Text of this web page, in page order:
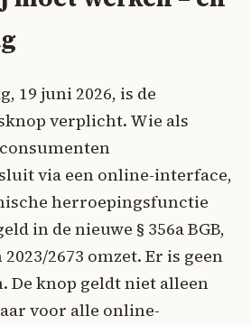
19 juni 2026, is de
verplicht. Wie als
via een online-interface,
herroepingsfunctie
in de nieuwe § 356a BGB,
2673 omzet. Er is geen
De knop geldt niet alleen
voor alle online-